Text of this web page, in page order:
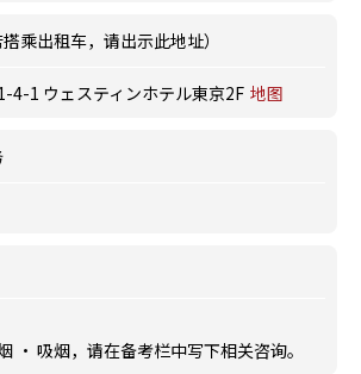
乘出租车，请出示此地址）
4-1 ウェスティンホテル東京2F 地图
· 吸烟，请在备考栏中写下相关咨询。